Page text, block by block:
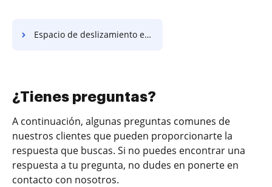
Espacio de deslizamiento en Radix-64
¿Tienes preguntas?
A continuación, algunas preguntas comunes de
nuestros clientes que pueden proporcionarte la
respuesta que buscas. Si no puedes encontrar una
respuesta a tu pregunta, no dudes en ponerte en
contacto con nosotros.